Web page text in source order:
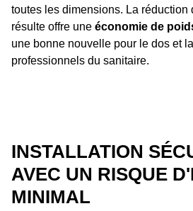
toutes les dimensions. La réduction
résulte offre une économie de
une bonne nouvelle pour le dos et
professionnels du sanitaire.
INSTALLATION
AVEC UN RISQUE
MINIMAL